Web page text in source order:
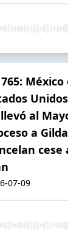
765:
al
a
07-09